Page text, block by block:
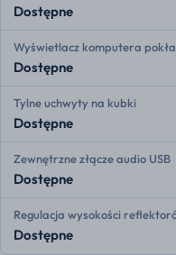
Dostępne
Wyświetlacz komputera
Dostępne
Tylne uchwyty na kubki
Dostępne
Zewnętrzne złącze audio USB
Dostępne
Regulacja wysokości
Dostępne